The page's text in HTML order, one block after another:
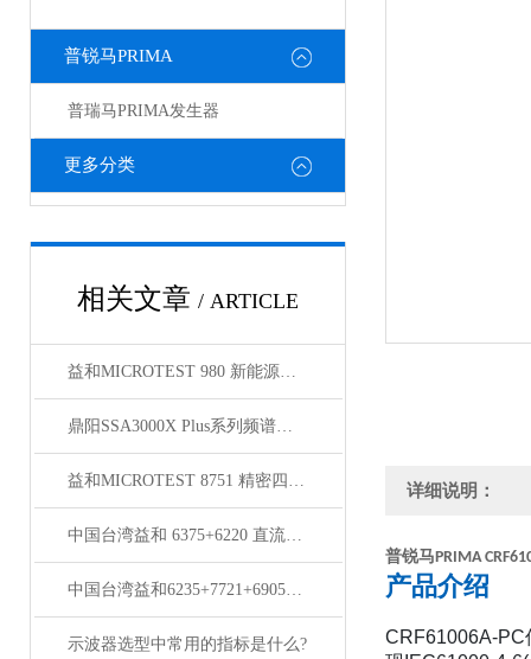
普锐马PRIMA
普瑞马PRIMA发生器
更多分类
相关文章 / ARTICLE
益和MICROTEST 980 新能源充电桩测试系统
鼎阳SSA3000X Plus系列频谱分析仪
益和MICROTEST 8751 精密四线式线材测试仪
中国台湾益和 6375+6220 直流偏流源测试系统
中国台湾益和6235+7721+6905三合一变压器综合测试系统
示波器选型中常用的指标是什么?
详细说明：
普锐马PRIMA
产品介绍
CRF61006A-PC